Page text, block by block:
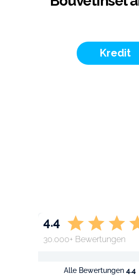
Kredit
Alle Bewertungen 4.4
4.4
30.000+ Bewertungen